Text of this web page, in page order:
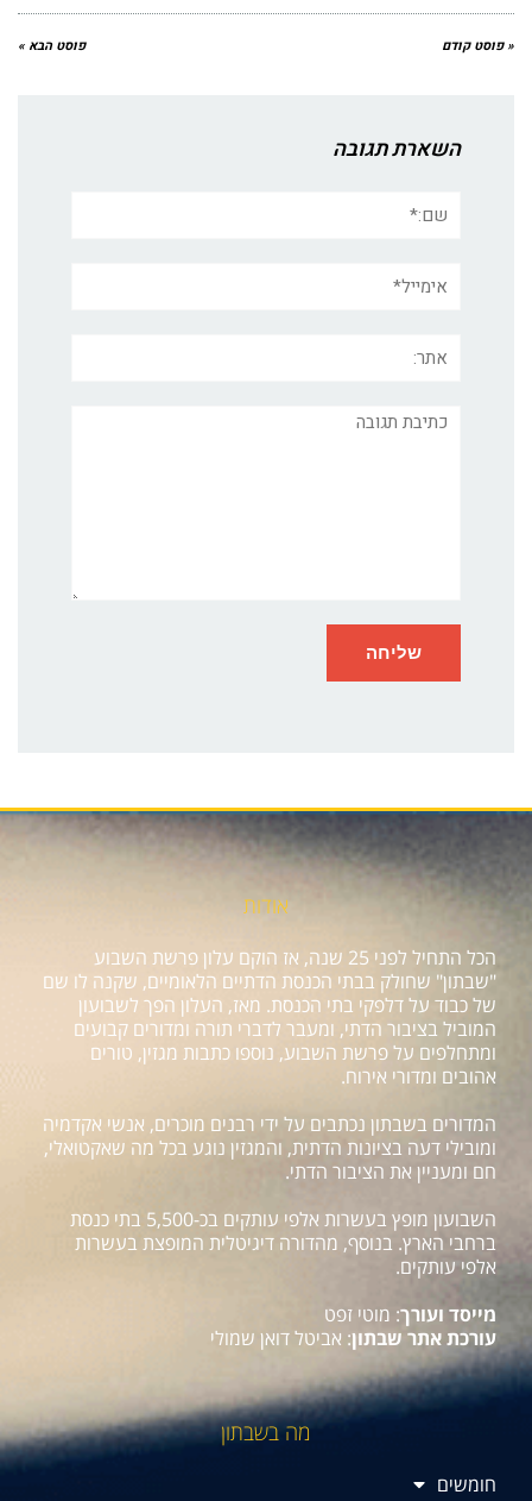
« פוסט קודם פוסט הבא »
השארת תגובה
תגובה
אודות
הכל התחיל לפני 25 שנה, אז הוקם עלון פרשת השבוע
"שבתון" שחולק בבתי הכנסת הדתיים הלאומיים, שקנה לו שם
של כבוד על דלפקי בתי הכנסת. מאז, העלון הפך לשבועון
המוביל בציבור הדתי, ומעבר לדברי תורה ומדורים קבועים
ומתחלפים על פרשת השבוע, נוספו כתבות מגזין, טורים
אהובים ומדורי אירוח.
המדורים בשבתון נכתבים על ידי רבנים מוכרים, אנשי אקדמיה
ומובילי דעה בציונות הדתית, והמגזין נוגע בכל מה שאקטואלי,
חם ומעניין את הציבור הדתי.
השבועון מופץ בעשרות אלפי עותקים בכ-5,500 בתי כנסת
ברחבי הארץ. בנוסף, מהדורה דיגיטלית המופצת בעשרות
אלפי עותקים.
מייסד ועורך: מוטי זפט
עורכת אתר שבתון: אביטל דואן שמולי
מה בשבתון
חומשים